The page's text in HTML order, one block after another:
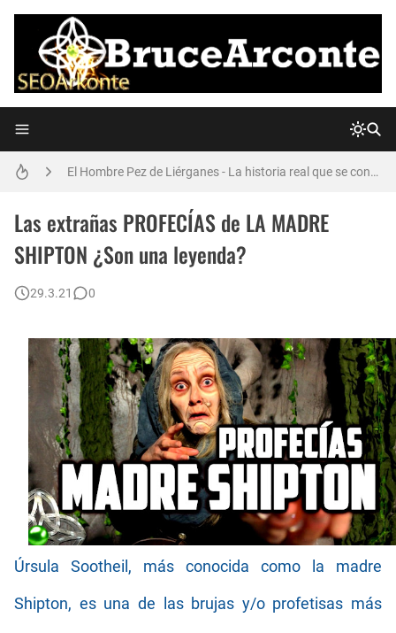
La Manipulación de los medios de comunicación (La Guerra de los Mundos de Orson Welles)
El Hombre Pez de Liérganes - La historia real que se convirtió en leyenda.
El NECRONOMICÓN de H.P. Lovecraft - ¿Es un libro real?
La historia real de LOS ILLUMINATI (y las PIEDRAS GUÍA de GEORGIA) que quizás no sabías
¿Qué es realmente el objeto con forma de CUBO hallado en la LUNA?
Las PIEDRAS del HAMBRE (y su historia)
Las extrañas PROFECÍAS de LA MADRE
SHIPTON ¿Son una leyenda?
29.3.21 0
Úrsula Sootheil, más conocida como la madre
Shipton, es una de las brujas y/o profetisas más